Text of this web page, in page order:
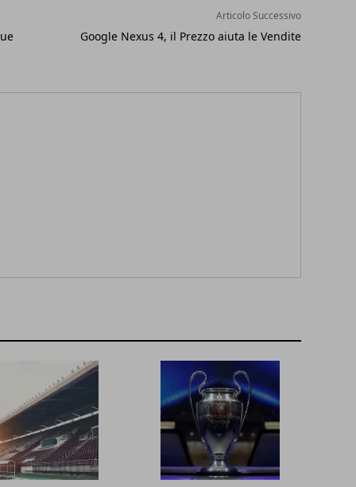
Articolo Successivo
Google Nexus 4, il Prezzo aiuta le Vendite